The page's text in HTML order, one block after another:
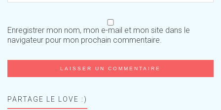
Enregistrer mon nom, mon e-mail et mon site dans le
navigateur pour mon prochain commentaire.
PARTAGE LE LOVE :)